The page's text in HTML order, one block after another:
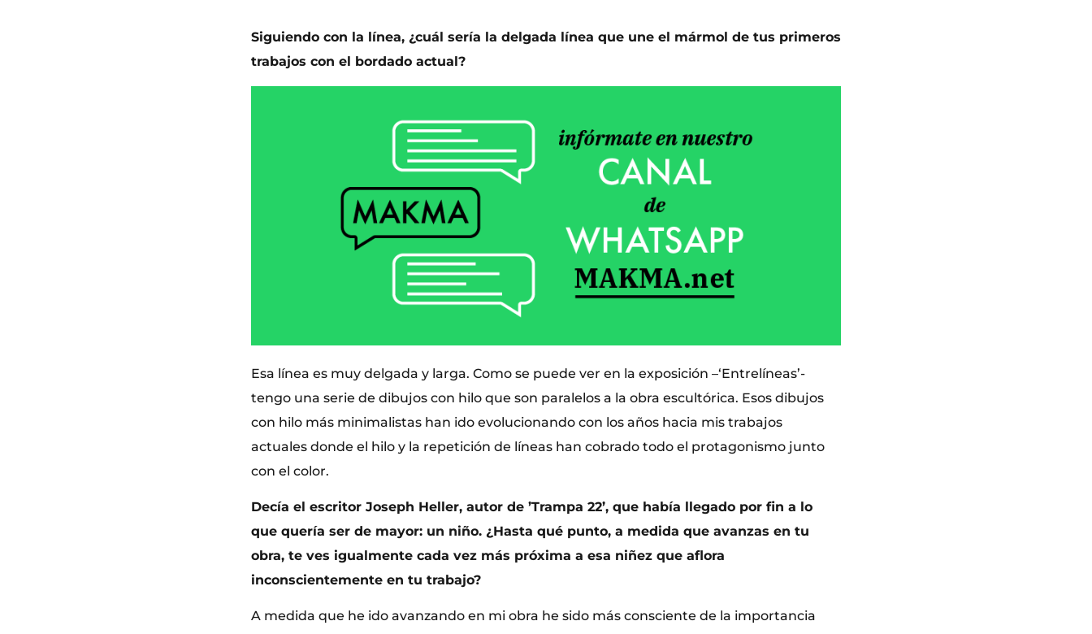
Siguiendo con la línea, ¿cuál sería la delgada línea que une el mármol de tus primeros
trabajos con el bordado actual?
Esa línea es muy delgada y larga. Como se puede ver en la exposición –‘Entrelíneas’-
tengo una serie de dibujos con hilo que son paralelos a la obra escultórica. Esos dibujos
con hilo más minimalistas han ido evolucionando con los años hacia mis trabajos
actuales donde el hilo y la repetición de líneas han cobrado todo el protagonismo junto
con el color.
Decía el escritor Joseph Heller, autor de ’Trampa 22’, que había llegado por fin a lo
que quería ser de mayor: un niño. ¿Hasta qué punto, a medida que avanzas en tu
obra, te ves igualmente cada vez más próxima a esa niñez que aflora
inconscientemente en tu trabajo?
A medida que he ido avanzando en mi obra he sido más consciente de la importancia